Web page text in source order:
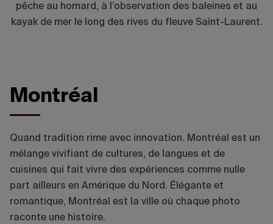
pêche au homard, à l’observation des baleines et au
kayak de mer le long des rives du fleuve Saint-Laurent.
Montréal
Quand tradition rime avec innovation. Montréal est un
mélange vivifiant de cultures, de langues et de
cuisines qui fait vivre des expériences comme nulle
part ailleurs en Amérique du Nord. Élégante et
romantique, Montréal est la ville où chaque photo
raconte une histoire.